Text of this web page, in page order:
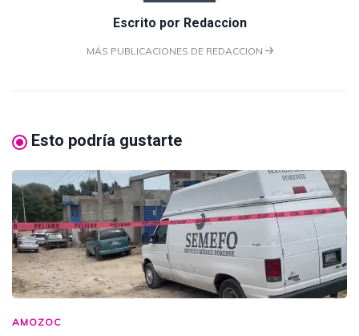
Escrito por Redaccion
MÁS PUBLICACIONES DE REDACCION
Esto podría gustarte
AMOZOC